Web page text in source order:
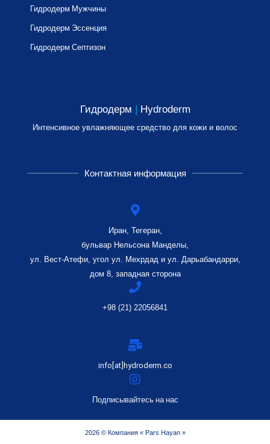
Гидродерм | Hydroderm
Интенсивное увлажняющее средство для кожи и волос
Гидродерм Мужчины
Гидродерм Эссенция
Гидродерм Септизон
Контактная информация
Иран, Тегеран,
бульвар Нельсона Манделы,
ул. Вест-Атефи, угол ул. Мехрдад и ул. Дарьабандарри,
дом 8, западная сторона
+98 (21) 22056841
info[at]hydroderm.co
Подписывайтесь на нас
2026 © Компания « Pars Hayan »